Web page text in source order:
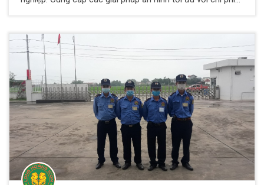
thường tập trung trong các khu công nghiệp, các tỉnh
thành phố có nền kinh tế phát triển. Điều này đã tạo điều
kiện cho sự phát triển, đáp ứng đồng bộ các yêu cầu sản
xuất, cơ sở hạ tầng, thuế quan. Tuy nhiên, các nhà máy
luôn đứng trước nguy cơ mất an ninh trật tự bởi các tệ
nạn xã hội, sự lôi kéo công nhân phạm tội của các phần
tử trộm cắp tài sản hàng hóa của nhà máy. Bên cạnh đó
còn có sự xâm nhập từ những đối tượng bên ngoài với
mục đích trộm cắp hoặc phá hoại tài sản, máy móc gây
ảnh hưởng xấu tới hoạt động sản xuất của nhà máy. Để